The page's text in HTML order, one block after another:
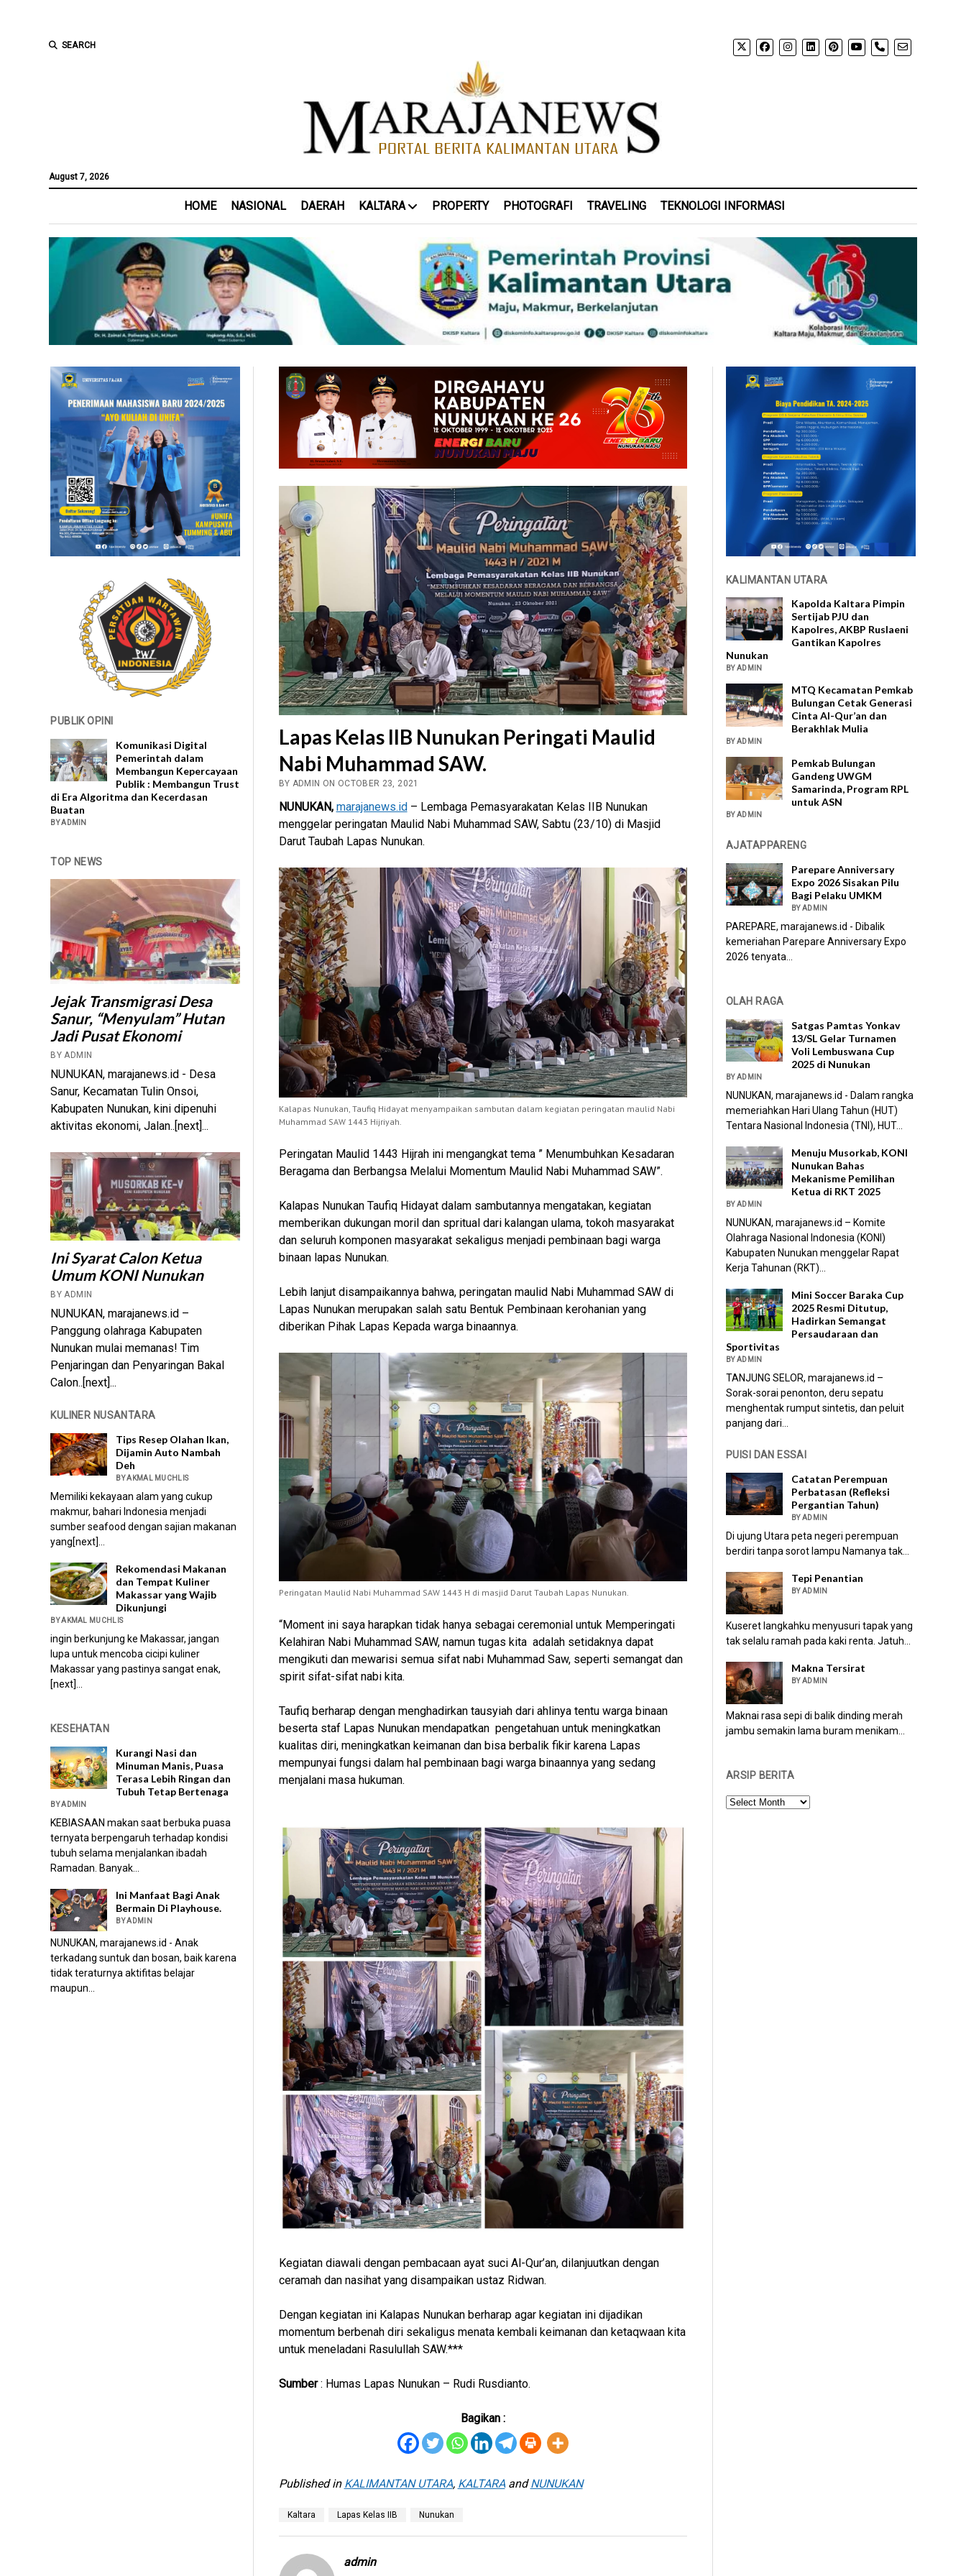
SEARCH phone
August 7, 2026
HOME NASIONAL DAERAH KALTARA PROPERTY PHOTOGRAFI TRAVELING TEKNOLOGI INFORMASI
PUBLIK OPINI
Komunikasi Digital
Pemerintah dalam
Membangun Kepercayaan
Publik : Membangun Trust
di Era Algoritma dan Kecerdasan
Buatan
BY ADMIN
TOP NEWS
Jejak Transmigrasi Desa
Sanur, “Menyulam” Hutan
Jadi Pusat Ekonomi
BY ADMIN
NUNUKAN, marajanews.id - Desa
Sanur, Kecamatan Tulin Onsoi,
Kabupaten Nunukan, kini dipenuhi
aktivitas ekonomi, Jalan..[next]...
Ini Syarat Calon Ketua
Umum KONI Nunukan
BY ADMIN
NUNUKAN, marajanews.id –
Panggung olahraga Kabupaten
Nunukan mulai memanas! Tim
Penjaringan dan Penyaringan Bakal
Calon..[next]...
KULINER NUSANTARA
Tips Resep Olahan Ikan,
Dijamin Auto Nambah
Deh
BY AKMAL MUCHLIS
Memiliki kekayaan alam yang cukup
makmur, bahari Indonesia menjadi
sumber seafood dengan sajian makanan
yang[next]...
Rekomendasi Makanan
dan Tempat Kuliner
Makassar yang Wajib
Dikunjungi
BY AKMAL MUCHLIS
ingin berkunjung ke Makassar, jangan
lupa untuk mencoba cicipi kuliner
Makassar yang pastinya sangat enak,
[next]...
KESEHATAN
Kurangi Nasi dan
Minuman Manis, Puasa
Terasa Lebih Ringan dan
Tubuh Tetap Bertenaga
BY ADMIN
KEBIASAAN makan saat berbuka puasa
ternyata berpengaruh terhadap kondisi
tubuh selama menjalankan ibadah
Ramadan. Banyak...
Ini Manfaat Bagi Anak
Bermain Di Playhouse.
BY ADMIN
NUNUKAN, marajanews.id - Anak
terkadang suntuk dan bosan, baik karena
tidak teraturnya aktifitas belajar
maupun...
Lapas Kelas IIB Nunukan Peringati Maulid
Nabi Muhammad SAW.
BY ADMIN ON OCTOBER 23, 2021
NUNUKAN, marajanews.id– Lembaga Pemasyarakatan Kelas IIB Nunukan
menggelar peringatan Maulid Nabi Muhammad SAW, Sabtu (23/10) di Masjid
Darut Taubah Lapas Nunukan.
Kalapas Nunukan, Taufiq Hidayat menyampaikan sambutan dalam kegiatan peringatan maulid Nabi
Muhammad SAW 1443 Hijriyah.
Peringatan Maulid 1443 Hijrah ini mengangkat tema ” Menumbuhkan Kesadaran
Beragama dan Berbangsa Melalui Momentum Maulid Nabi Muhammad SAW”.
Kalapas Nunukan Taufiq Hidayat dalam sambutannya mengatakan, kegiatan
memberikan dukungan moril dan spritual dari kalangan ulama, tokoh masyarakat
dan seluruh komponen masyarakat sekaligus menjadi pembinaan bagi warga
binaan lapas Nunukan.
Lebih lanjut disampaikannya bahwa, peringatan maulid Nabi Muhammad SAW di
Lapas Nunukan merupakan salah satu Bentuk Pembinaan kerohanian yang
diberikan Pihak Lapas Kepada warga binaannya.
Peringatan Maulid Nabi Muhammad SAW 1443 H di masjid Darut Taubah Lapas Nunukan.
“Moment ini saya harapkan tidak hanya sebagai ceremonial untuk Memperingati
Kelahiran Nabi Muhammad SAW, namun tugas kita adalah setidaknya dapat
mengikuti dan mewarisi semua sifat nabi Muhammad Saw, seperti semangat dan
spirit sifat-sifat nabi kita.
Taufiq berharap dengan menghadirkan tausyiah dari ahlinya tentu warga binaan
beserta staf Lapas Nunukan mendapatkan pengetahuan untuk meningkatkan
kualitas diri, meningkatkan keimanan dan bisa berbalik fikir karena Lapas
mempunyai fungsi dalam hal pembinaan bagi warga binaannya yang sedang
menjalani masa hukuman.
Kegiatan diawali dengan pembacaan ayat suci Al-Qur’an, dilanjuutkan dengan
ceramah dan nasihat yang disampaikan ustaz Ridwan.
Dengan kegiatan ini Kalapas Nunukan berharap agar kegiatan ini dijadikan
momentum berbenah diri sekaligus menata kembali keimanan dan ketaqwaan kita
untuk meneladani Rasulullah SAW.***
Sumber: Humas Lapas Nunukan – Rudi Rusdianto.
Bagikan :
Published in KALIMANTAN UTARA, KALTARAandNUNUKAN
Kaltara Lapas Kelas IIB Nunukan
admin
KALIMANTAN UTARA
Kapolda Kaltara Pimpin
Sertijab PJU dan
Kapolres, AKBP Ruslaeni
Gantikan Kapolres
Nunukan
BY ADMIN
MTQ Kecamatan Pemkab
Bulungan Cetak Generasi
Cinta Al-Qur’an dan
Berakhlak Mulia
BY ADMIN
Pemkab Bulungan
Gandeng UWGM
Samarinda, Program RPL
untuk ASN
BY ADMIN
AJATAPPARENG
Parepare Anniversary
Expo 2026 Sisakan Pilu
Bagi Pelaku UMKM
BY ADMIN
PAREPARE, marajanews.id - Dibalik
kemeriahan Parepare Anniversary Expo
2026 tenyata...
OLAH RAGA
Satgas Pamtas Yonkav
13/SL Gelar Turnamen
Voli Lembuswana Cup
2025 di Nunukan
BY ADMIN
NUNUKAN, marajanews.id - Dalam rangka
memeriahkan Hari Ulang Tahun (HUT)
Tentara Nasional Indonesia (TNI), HUT...
Menuju Musorkab, KONI
Nunukan Bahas
Mekanisme Pemilihan
Ketua di RKT 2025
BY ADMIN
NUNUKAN, marajanews.id – Komite
Olahraga Nasional Indonesia (KONI)
Kabupaten Nunukan menggelar Rapat
Kerja Tahunan (RKT)...
Mini Soccer Baraka Cup
2025 Resmi Ditutup,
Hadirkan Semangat
Persaudaraan dan
Sportivitas
BY ADMIN
TANJUNG SELOR, marajanews.id –
Sorak-sorai penonton, deru sepatu
menghentak rumput sintetis, dan peluit
panjang dari...
PUISI DAN ESSAI
Catatan Perempuan
Perbatasan (Refleksi
Pergantian Tahun)
BY ADMIN
Di ujung Utara peta negeri perempuan
berdiri tanpa sorot lampu Namanya tak...
Tepi Penantian
BY ADMIN
Kuseret langkahku menyusuri tapak yang
tak selalu ramah pada kaki renta. Jatuh...
Makna Tersirat
BY ADMIN
Maknai rasa sepi di balik dinding merah
jambu semakin lama buram menikam...
ARSIP BERITA
ARSIP